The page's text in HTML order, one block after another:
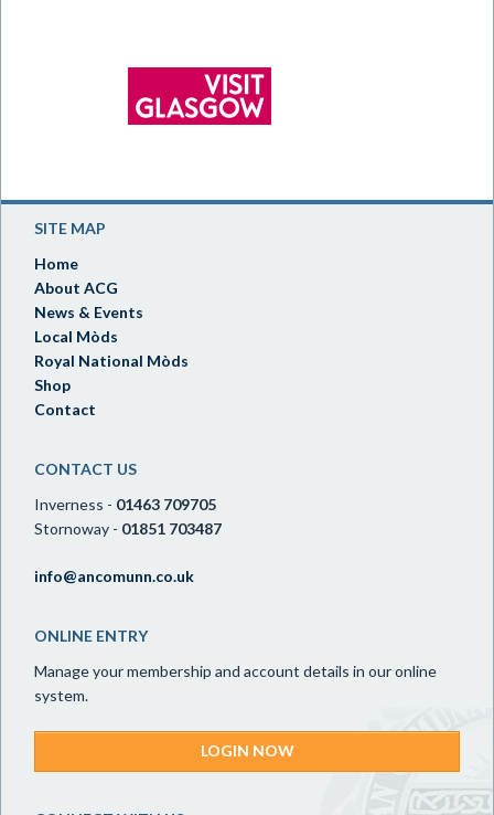
SITE MAP
Home
About ACG
News & Events
Local Mòds
Royal National Mòds
Shop
Contact
CONTACT US
Inverness - 01463 709705
Stornoway - 01851 703487
info@ancomunn.co.uk
ONLINE ENTRY
Manage your membership and account details in our online
system.
LOGIN NOW